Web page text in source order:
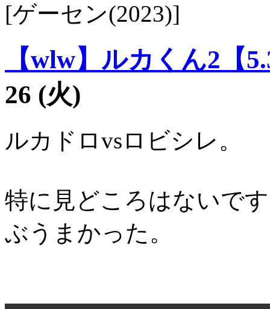
[ゲーセン(2023)]
【wlw】ルカくん2【
26 (火)
ルカドロvsロビシレ。
特に見どころはないで
ぶうまかった。